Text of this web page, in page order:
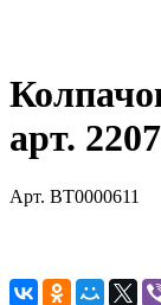
арт.
Арт. BT0000611